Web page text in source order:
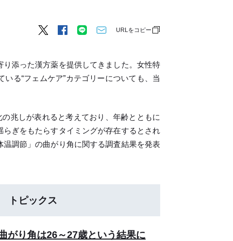
URLをコピー
添った漢方薬を提供してきました。女性特
る“フェムケア”カテゴリーについても、当
兆しが表れると考えており、年齢とともに
ぎをもたらすタイミングが存在するとされ
調節」の曲がり角に関する調査結果を発表
トピックス
がり角は26～27歳という結果に